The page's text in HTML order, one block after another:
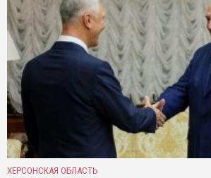
ХЕРСОНСКАЯ ОБЛАСТЬ